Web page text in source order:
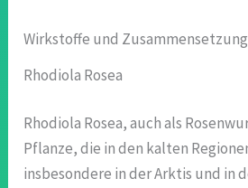
Wirkstoffe und Zusammensetzung
Rhodiola Rosea
Rhodiola Rosea, auch als
Pflanze, die in den kalten
insbesondere in der Arktis und in